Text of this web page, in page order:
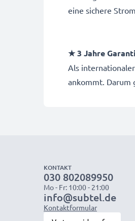
eine sichere
★ 3 Jahre
Als
ankommt. Darum
KONTAKT
030 802089950
Mo - Fr: 10:00 - 21:00
info@subtel.de
Kontaktformular